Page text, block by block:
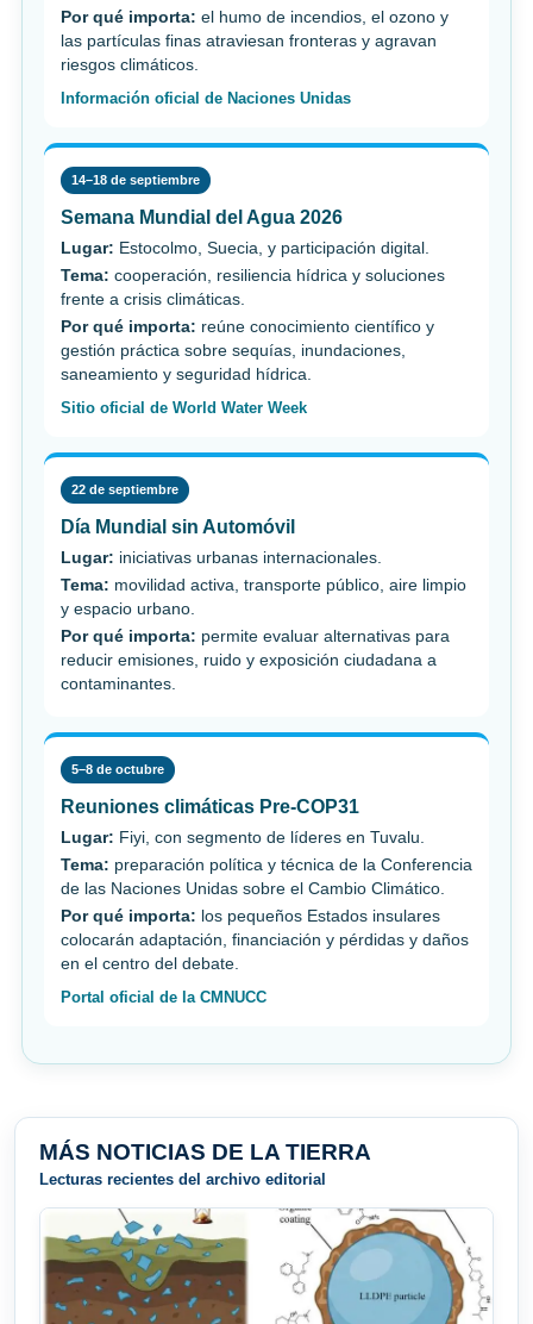
Por qué importa: el humo de incendios, el ozono y
las partículas finas atraviesan fronteras y agravan
riesgos climáticos.
Información oficial de Naciones Unidas
14–18 de septiembre
Semana Mundial del Agua 2026
Lugar: Estocolmo, Suecia, y participación digital.
Tema: cooperación, resiliencia hídrica y soluciones
frente a crisis climáticas.
Por qué importa: reúne conocimiento científico y
gestión práctica sobre sequías, inundaciones,
saneamiento y seguridad hídrica.
Sitio oficial de World Water Week
22 de septiembre
Día Mundial sin Automóvil
Lugar: iniciativas urbanas internacionales.
Tema: movilidad activa, transporte público, aire limpio
y espacio urbano.
Por qué importa: permite evaluar alternativas para
reducir emisiones, ruido y exposición ciudadana a
contaminantes.
5–8 de octubre
Reuniones climáticas Pre-COP31
Lugar: Fiyi, con segmento de líderes en Tuvalu.
Tema: preparación política y técnica de la Conferencia
de las Naciones Unidas sobre el Cambio Climático.
Por qué importa: los pequeños Estados insulares
colocarán adaptación, financiación y pérdidas y daños
en el centro del debate.
Portal oficial de la CMNUCC
MÁS NOTICIAS DE LA TIERRA
Lecturas recientes del archivo editorial